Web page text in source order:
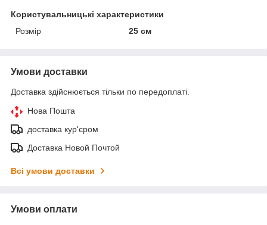
Користувальницькі характеристики
Розмір
25 см
Умови доставки
Доставка здійснюється тільки по передоплаті.
Нова Пошта
доставка кур'єром
Доставка Новой Почтой
Всі умови доставки
Умови оплати